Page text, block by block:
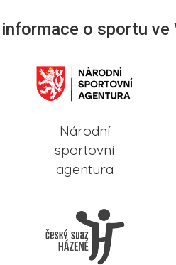
o sportu ve
Národní
sportovní
agentura